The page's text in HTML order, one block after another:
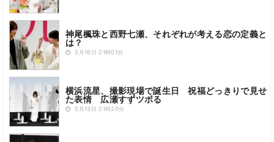
神尾楓珠と西野七瀬、それぞれが考える恋の定義と
は？
5月16日 21時01分
横浜流星、撮影現場で誕生日 祝福どっきりで見せ
た表情 広瀬すずツボる
5月13日 21時20分